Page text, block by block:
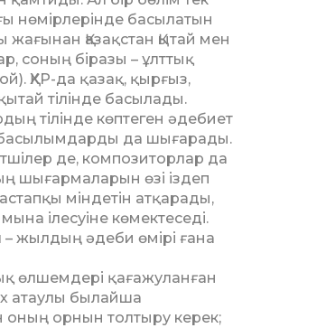
нөмірлерінде басылатын
Қазақстан Қытай мен
соның біразы – ұлттық
ҚХР-да қазақ, қырғыз,
тілінде басылады.
тілінде көптеген әдебиет
да шығарады.
де, композиторлар да
шығар­ма­ларын өзі іздеп
міндетін атқарады,
ілесуіне көмектеседі.
жылдың әдеби өмірі ғана
өлшемдері қағажуланған
атаулы былайша
оның орнын толтыру керек;